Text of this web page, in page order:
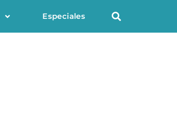
Especiales